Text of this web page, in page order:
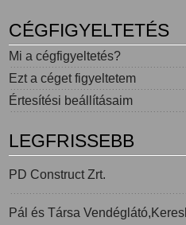
CÉGFIGYELTETÉS
Mi a cégfigyeltetés?
Ezt a céget figyeltetem
Értesítési beállításaim
LEGFRISSEBB
PD Construct Zrt.
Pál és Társa